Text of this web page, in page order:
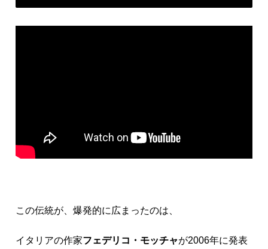
この伝統が、爆発的に広まったのは、
イタリアの作家フェデリコ・モッチャが2006年に発表